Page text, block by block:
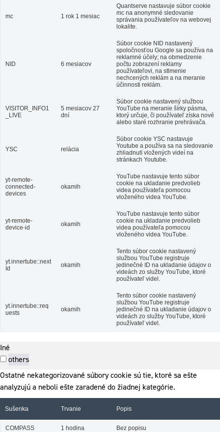
mc 1 rok 1 mesiac
Quantserve nastavuje súbor cookie
mc na anonymné sledovanie
správania používateľov na webovej
lokalite.
NID 6 mesiacov
Súbor cookie NID nastavený
spoločnosťou Google sa používa na
reklamné účely; na obmedzenie
počtu zobrazení reklamy
používateľovi, na stlmenie
nechcených reklám a na meranie
účinnosti reklám.
VISITOR_INFO1
_LIVE
5 mesiacov 27
dní
Súbor cookie nastavený službou
YouTube na meranie šírky pásma,
ktorý určuje, či používateľ získa nové
alebo staré rozhranie prehrávača.
YSC relácia
Súbor cookie YSC nastavuje
Youtube a používa sa na sledovanie
zhliadnutí vložených videí na
stránkach Youtube.
yt-remote-
connected-
devices
okamih
YouTube nastavuje tento súbor
cookie na ukladanie predvolieb
videa používateľa pomocou
vloženého videa YouTube.
yt-remote-
device-id
okamih
YouTube nastavuje tento súbor
cookie na ukladanie predvolieb
videa používateľa pomocou
vloženého videa YouTube.
yt.innertube::next
Id
okamih
Tento súbor cookie nastavený
službou YouTube registruje
jedinečné ID na ukladanie údajov o
videách zo služby YouTube, ktoré
používateľ videl.
yt.innertube::req
uests
okamih
Tento súbor cookie nastavený
službou YouTube registruje
jedinečné ID na ukladanie údajov o
videách zo služby YouTube, ktoré
používateľ videl.
Iné
others
Ostatné nekategorizované súbory cookie sú tie, ktoré sa ešte
analyzujú a neboli ešte zaradené do žiadnej kategórie.
Sušenka Trvanie Popis
COMPASS 1 hodina Bez popisu